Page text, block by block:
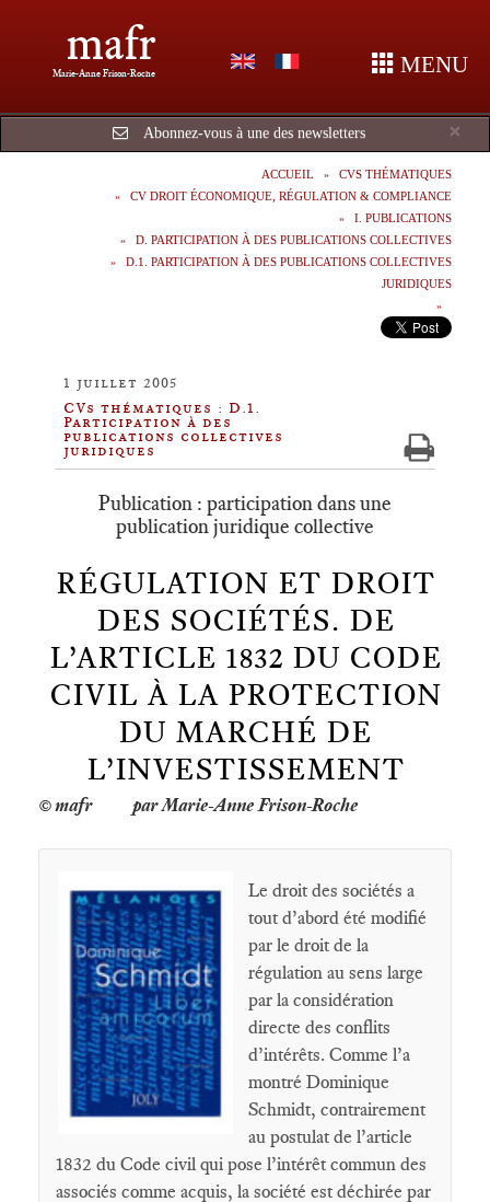
mafr
Marie-Anne Frison-Roche MENU
×
Abonnez-vous à une des newsletters
ACCUEIL
CVS THÉMATIQUES
CV DROIT ÉCONOMIQUE, RÉGULATION & COMPLIANCE
I. PUBLICATIONS
D. PARTICIPATION À DES PUBLICATIONS COLLECTIVES
D.1. PARTICIPATION À DES PUBLICATIONS COLLECTIVES
JURIDIQUES
1 juillet 2005
CVs thématiques : D.1.
Participation à des
publications collectives
juridiques
Publication : participation dans une
publication juridique collective
RÉGULATION ET DROIT
DES SOCIÉTÉS. DE
L’ARTICLE 1832 DU CODE
CIVIL À LA PROTECTION
DU MARCHÉ DE
L’INVESTISSEMENT
par Marie-Anne Frison-Roche
Le droit des sociétés a
tout d’abord été modifié
par le droit de la
régulation au sens large
par la considération
directe des conflits
d’intérêts. Comme l’a
montré Dominique
Schmidt, contrairement
au postulat de l’article
1832 du Code civil qui pose l’intérêt commun des
associés comme acquis, la société est déchirée par